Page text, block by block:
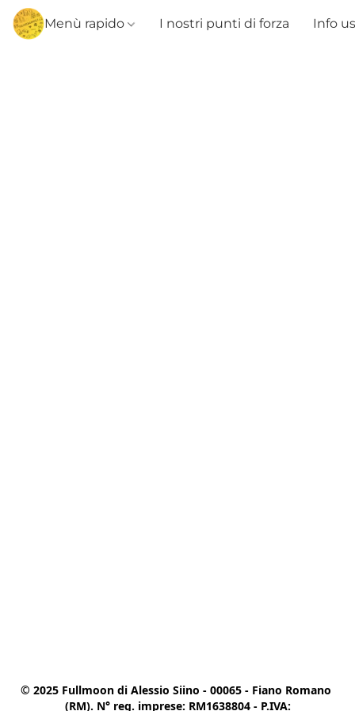
Menù rapido I nostri punti di forza Info
© 2025 Fullmoon di Alessio Siino - 00065 - Fiano Romano
(RM). N° reg. imprese: RM1638804 - P.IVA: